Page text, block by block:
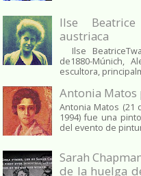
Ilse
austriaca
Ilse
de1880-Múnich,
escultora,
Antonia
Antonia Matos (21
1994) fue una
del evento de
Sarah
de la huelga